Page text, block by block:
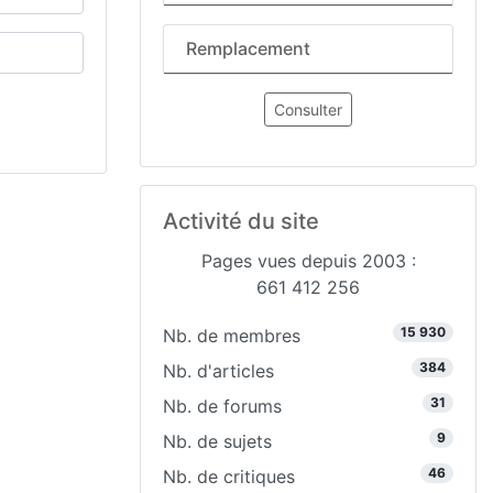
Remplacement
Consulter
Activité du site
Pages vues depuis 2003 :
661 412 256
Nb. de membres 15 930
Nb. d'articles 384
Nb. de forums 31
Nb. de sujets 9
Nb. de critiques 46